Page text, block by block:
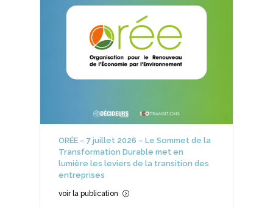
ORÉE – 7 juillet 2026 – Le Sommet de la
Transformation Durable met en
lumière les leviers de la transition des
entreprises
voir la publication =